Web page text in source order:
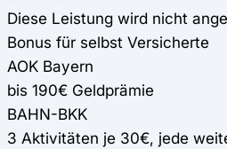
Diese Leistung wird nicht
Bonus für selbst Versicherte
AOK Bayern
bis 190€ Geldprämie
BAHN-BKK
3 Aktivitäten je 30€, jede